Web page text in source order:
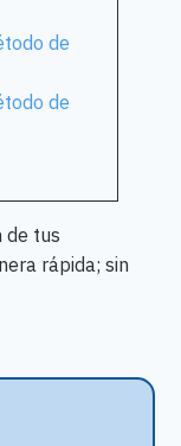
de
de
de tus
rápida; sin